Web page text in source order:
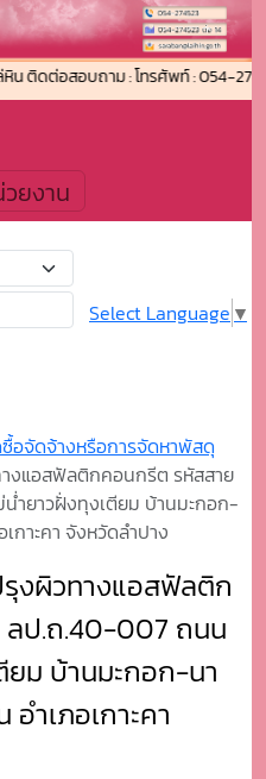
ติดต่อสอบถาม : โทรศัพท์ : 054-
ยงาน
Select Language ▼
อจัดจ้างหรือการจัดหาพัสดุ
งแอสฟัลติกคอนกรีต รหัสสาย
ำยาวฝั่งทุงเตียม บ้านมะกอก-
กาะคา จังหวัดลำปาง
งผิวทางแอสฟัลติก
ลป.ถ.40-007 ถนน
ยม บ้านมะกอก-นา
ำเภอเกาะคา